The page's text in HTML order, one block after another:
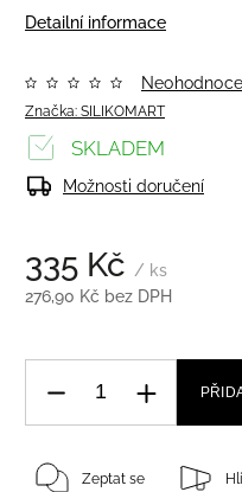
Detailní informace
Značka: SILIKOMART
335 Kč / ks
276,90 Kč bez DPH
SKLADEM
Možnosti doručení
Zeptat se